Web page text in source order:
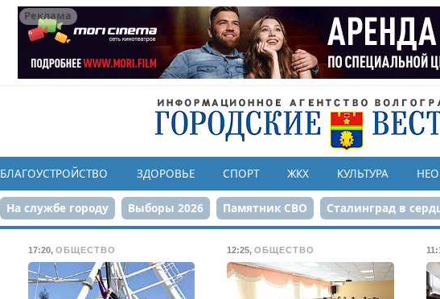
Реклама
БЛАГОУСТРОЙСТВО ЗДОРОВЬЕ СПОРТ ЖКХ КУЛЬТУРА
На службе городу Выборы 2026 Памятник СВО Сталинград в
Реконструкция ЦПКиО 80-летие Победы Парк
17:20,ОБЩЕСТВО 12:25,ОБЩЕСТВО